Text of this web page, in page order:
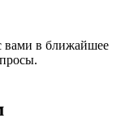
вами в ближайшее